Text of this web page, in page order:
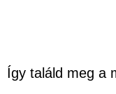
Így találd meg a